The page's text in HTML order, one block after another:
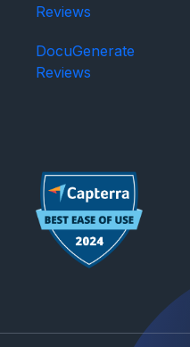
Reviews
DocuGenerate
Reviews